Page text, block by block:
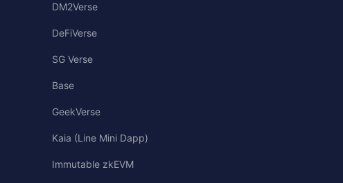
DM2Verse
DeFiVerse
SG Verse
Base
GeekVerse
Kaia (Line Mini Dapp)
Immutable zkEVM